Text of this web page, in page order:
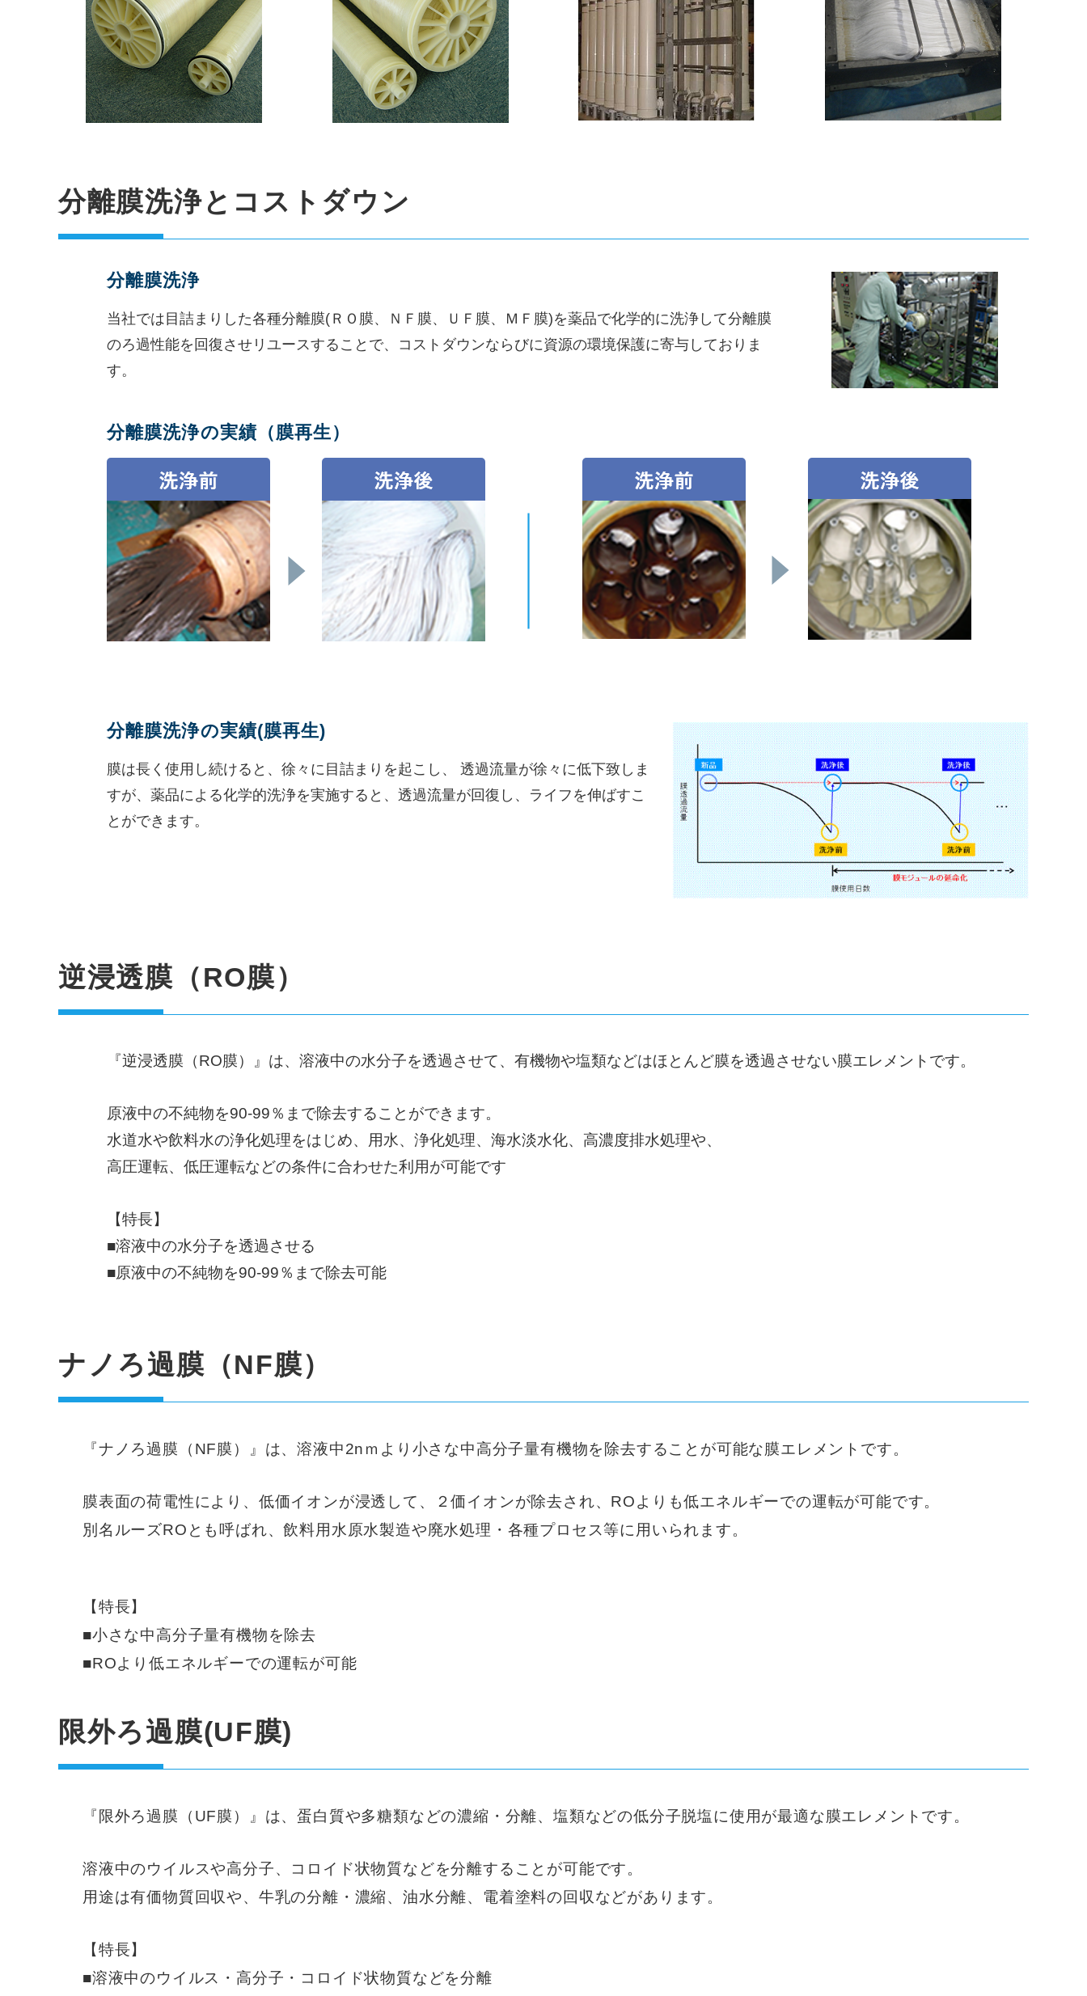
分離膜洗浄とコストダウン
分離膜洗浄
当社では目詰まりした各種分離膜(ＲＯ膜、ＮＦ膜、ＵＦ膜、ＭＦ膜)を薬品で化学的に洗浄して分離膜
のろ過性能を回復させリユースすることで、コストダウンならびに資源の環境保護に寄与しておりま
す。
分離膜洗浄の実績（膜再生）
分離膜洗浄の実績(膜再生)
膜は長く使用し続けると、徐々に目詰まりを起こし、 透過流量が徐々に低下致しま
すが、薬品による化学的洗浄を実施すると、透過流量が回復し、ライフを伸ばすこ
とができます。
逆浸透膜（RO膜）
『逆浸透膜（RO膜）』は、溶液中の水分子を透過させて、有機物や塩類などはほとんど膜を透過させない膜エレメントです。
原液中の不純物を90-99％まで除去することができます。
水道水や飲料水の浄化処理をはじめ、用水、浄化処理、海水淡水化、高濃度排水処理や、
高圧運転、低圧運転などの条件に合わせた利用が可能です
【特長】
■溶液中の水分子を透過させる
■原液中の不純物を90-99％まで除去可能
ナノろ過膜（NF膜）
『ナノろ過膜（NF膜）』は、溶液中2nｍより小さな中高分子量有機物を除去することが可能な膜エレメントです。
膜表面の荷電性により、低価イオンが浸透して、２価イオンが除去され、ROよりも低エネルギーでの運転が可能です。
別名ルーズROとも呼ばれ、飲料用水原水製造や廃水処理・各種プロセス等に用いられます。
【特長】
■小さな中高分子量有機物を除去
■ROより低エネルギーでの運転が可能
限外ろ過膜(UF膜)
『限外ろ過膜（UF膜）』は、蛋白質や多糖類などの濃縮・分離、塩類などの低分子脱塩に使用が最適な膜エレメントです。
溶液中のウイルスや高分子、コロイド状物質などを分離することが可能です。
用途は有価物質回収や、牛乳の分離・濃縮、油水分離、電着塗料の回収などがあります。
【特長】
■溶液中のウイルス・高分子・コロイド状物質などを分離